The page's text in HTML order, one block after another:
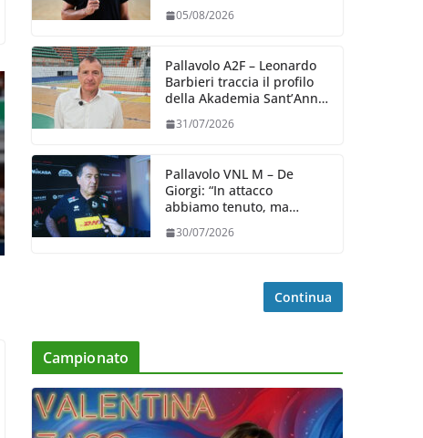
giorno”
05/08/2026
Pallavolo A2F – Leonardo
Barbieri traccia il profilo
della Akademia Sant’Anna
31/07/2026
Pallavolo VNL M – De
Giorgi: “In attacco
abbiamo tenuto, ma
dalla prestazione in
30/07/2026
Continua
Campionato